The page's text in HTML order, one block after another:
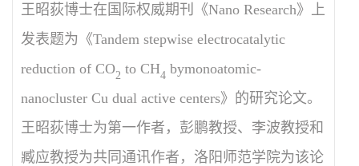
王昭荻博士在国际权威期刊《Nano Research》上
发表题为《Tandem stepwise electrocatalytic
reduction of CO2 to CH4 bymonoatomic-
nanocluster Cu dual active centers》的研究论文。
王昭荻博士为第一作者，彭鹏教授、李波教授和
臧应教授为共同通讯作者，洛阳师范学院为该论